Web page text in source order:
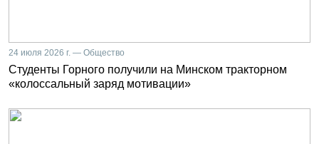
24 июля 2026 г. — Общество
Студенты Горного получили на Минском тракторном
«колоссальный заряд мотивации»